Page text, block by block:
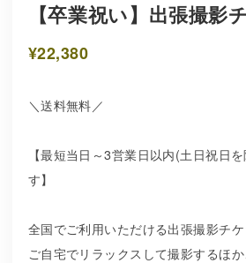
【卒業祝い】出張撮影
¥22,380
＼送料無料／
【最短当日～3営業日以内(土日祝日
す】
全国でご利用いただける出張撮影チケ
ご自宅でリラックスして撮影するほ